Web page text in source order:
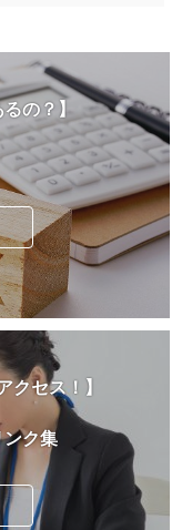
の？】
クセス！】
ンク集